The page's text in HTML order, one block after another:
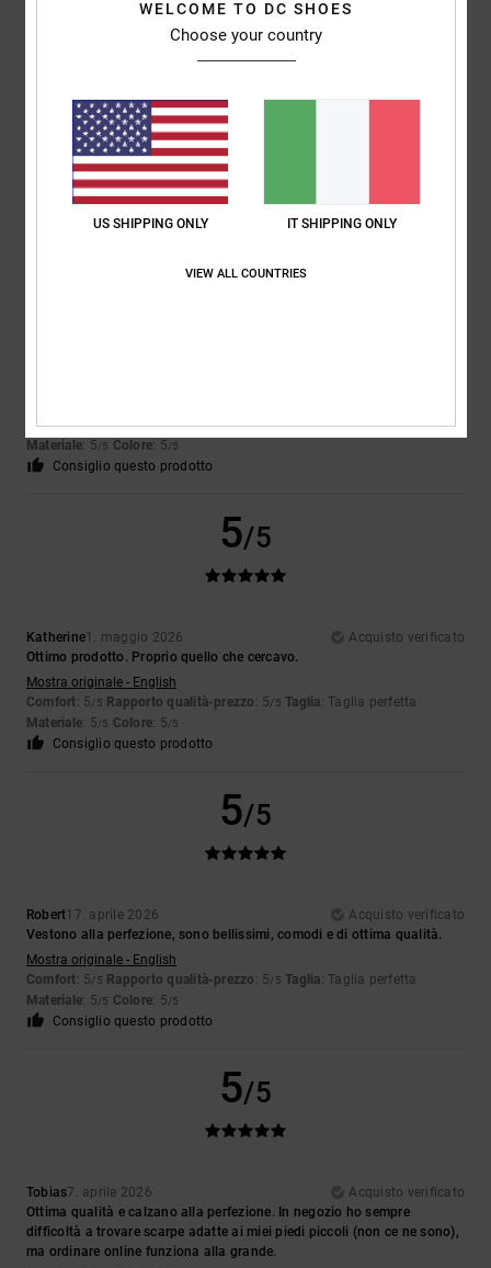
Scarpe fantastiche sotto ogni punto di vista
Mostra originale - English
Comfort: 5/5 Rapporto qualità-prezzo
Materiale: 5/5 Colore: 5/5
Consiglio questo prodotto
5/5
Comfort: 5/5 Rapporto qualità-prezzo: 4/5 Taglia: Taglia perfetta
Materiale: 5/5 Colore: 5/5
Consiglio questo prodotto
5/5
Katherine1. maggio 2026
Acquisto verificato
Ottimo prodotto. Proprio quello che cercavo.
Mostra originale - English
Comfort: 5/5 Rapporto qualità-prezzo : 5/5 Taglia: Taglia perfetta
Materiale: 5/5 Colore: 5/5
Consiglio questo prodotto
5/5
Robert17. aprile 2026
Acquisto verificato
Vestono alla perfezione, sono bellissimi, comodi e di ottima qualità.
Mostra originale - English
Comfort: 5/5 Rapporto qualità-prezzo : 5/5 Taglia: Taglia perfetta
Materiale: 5/5 Colore: 5/5
Consiglio questo prodotto
5/5
Tobias7. aprile 2026
Acquisto verificato
Ottima qualità e calzano alla perfezione. In negozio ho sempre
difficoltà a trovare scarpe adatte ai miei piedi piccoli (non ce ne sono),
ma ordinare online funziona alla grande.
WELCOME TO DC SHOES
Choose your country
US SHIPPING ONLY IT SHIPPING ONLY
VIEW ALL COUNTRIES